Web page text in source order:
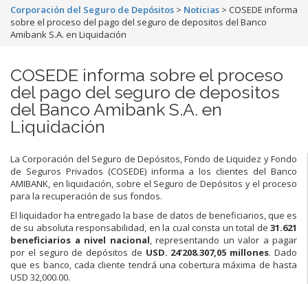
Corporación del Seguro de Depósitos > Noticias > COSEDE informa
sobre el proceso del pago del seguro de depositos del Banco
Amibank S.A. en Liquidación
COSEDE informa sobre el proceso
del pago del seguro de depositos
del Banco Amibank S.A. en
Liquidación
La Corporación del Seguro de Depósitos, Fondo de Liquidez y Fondo
de Seguros Privados (COSEDE) informa a los clientes del Banco
AMIBANK, en liquidación, sobre el Seguro de Depósitos y el proceso
para la recuperación de sus fondos.
El liquidador ha entregado la base de datos de beneficiarios, que es
de su absoluta responsabilidad, en la cual consta un total de 31.621
beneficiarios a nivel nacional, representando un valor a pagar
por el seguro de depósitos de USD. 24’208.307,05 millones. Dado
que es banco, cada cliente tendrá una cobertura máxima de hasta
USD 32,000.00.